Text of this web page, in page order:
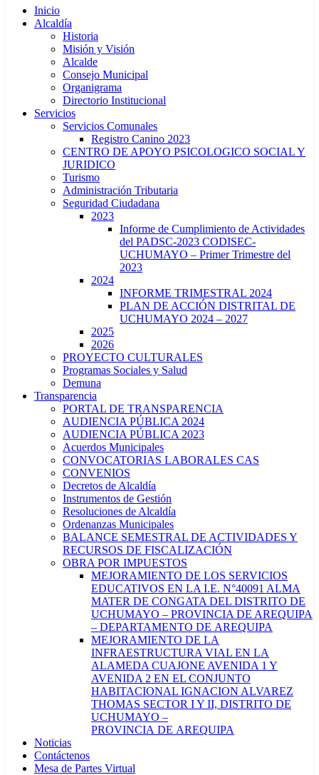
Inicio
Alcaldía
Historia
Misión y Visión
Alcalde
Consejo Municipal
Organigrama
Directorio Institucional
Servicios
Servicios Comunales
Registro Canino 2023
CENTRO DE APOYO PSICOLOGICO SOCIAL Y
JURIDICO
Turismo
Administración Tributaria
Seguridad Ciudadana
2023
Informe de Cumplimiento de Actividades
del PADSC-2023 CODISEC-
UCHUMAYO – Primer Trimestre del
2023
2024
INFORME TRIMESTRAL 2024
PLAN DE ACCIÓN DISTRITAL DE
UCHUMAYO 2024 – 2027
2025
2026
PROYECTO CULTURALES
Programas Sociales y Salud
Demuna
Transparencia
PORTAL DE TRANSPARENCIA
AUDIENCIA PÚBLICA 2024
AUDIENCIA PÚBLICA 2023
Acuerdos Municipales
CONVOCATORIAS LABORALES CAS
CONVENIOS
Decretos de Alcaldía
Instrumentos de Gestión
Resoluciones de Alcaldía
Ordenanzas Municipales
BALANCE SEMESTRAL DE ACTIVIDADES Y
RECURSOS DE FISCALIZACIÓN
OBRA POR IMPUESTOS
MEJORAMIENTO DE LOS SERVICIOS
EDUCATIVOS EN LA I.E. N°40091 ALMA
MATER DE CONGATA DEL DISTRITO DE
UCHUMAYO – PROVINCIA DE AREQUIPA
– DEPARTAMENTO DE AREQUIPA
MEJORAMIENTO DE LA
INFRAESTRUCTURA VIAL EN LA
ALAMEDA CUAJONE AVENIDA 1 Y
AVENIDA 2 EN EL CONJUNTO
HABITACIONAL IGNACION ALVAREZ
THOMAS SECTOR I Y II, DISTRITO DE
UCHUMAYO –
PROVINCIA DE AREQUIPA
Noticias
Contáctenos
Mesa de Partes Virtual